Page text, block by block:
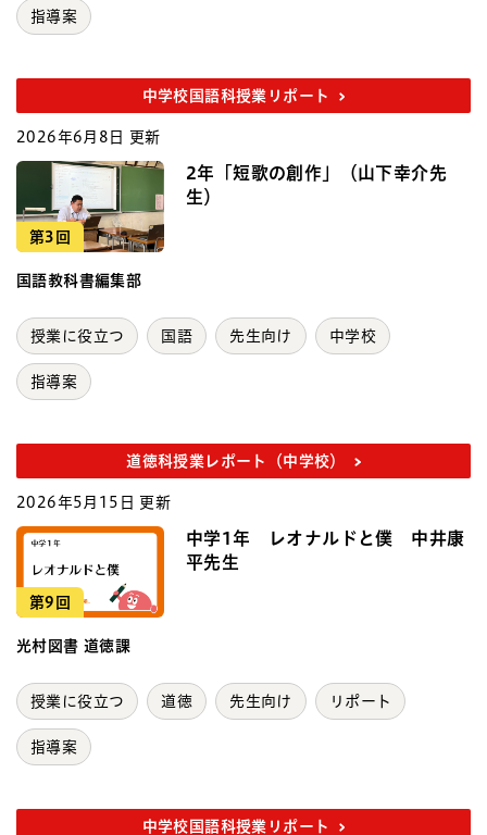
指導案
中学校国語科授業リポート
2026年6月8日 更新
第3回
2年「短歌の創作」（山下幸介先
生）
国語教科書編集部
授業に役立つ 国語 先生向け 中学校
指導案
道徳科授業レポート（中学校）
2026年5月15日 更新
第9回
中学1年 レオナルドと僕 中井康
平先生
光村図書 道徳課
授業に役立つ 道徳 先生向け リポート
指導案
中学校国語科授業リポート